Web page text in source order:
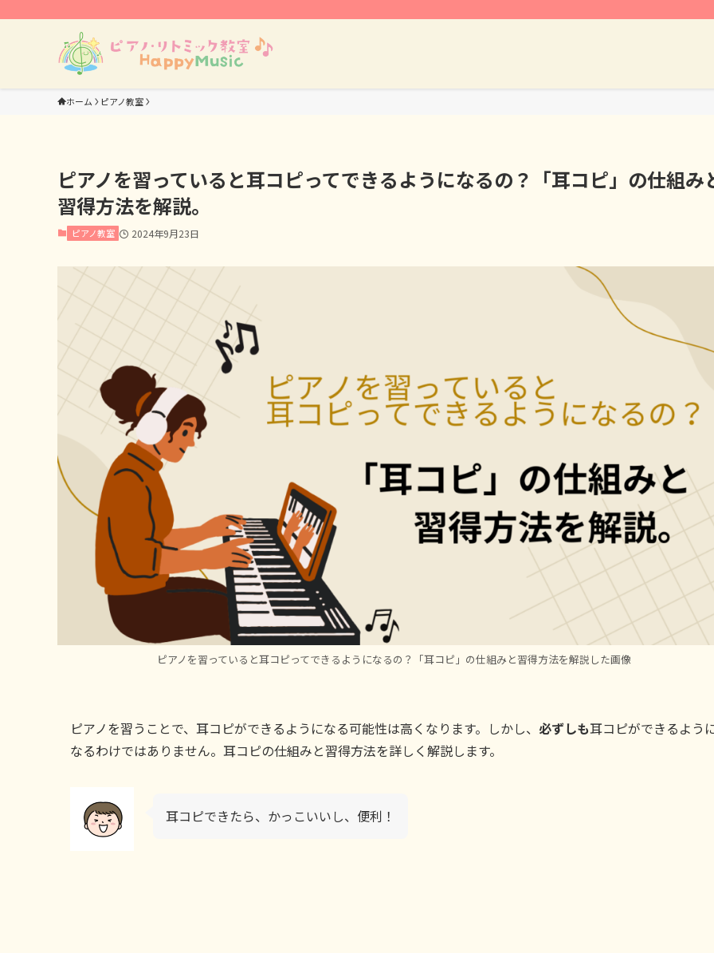
ホーム ピアノ教室
ピアノを習っていると耳コピってできるようになるの？「耳コピ」の仕組み
習得方法を解説。
ピアノ教室 2024年9月23日
ピアノを習っていると耳コピってできるようになるの？「耳コピ」の仕組みと習得方法を解説した画像
ピアノを習うことで、耳コピができるようになる可能性は高くなります。しかし、 必ずしも耳コピができるよう
なるわけではありません。耳コピの仕組みと習得方法を詳しく解説します。
耳コピできたら、かっこいいし、便利！